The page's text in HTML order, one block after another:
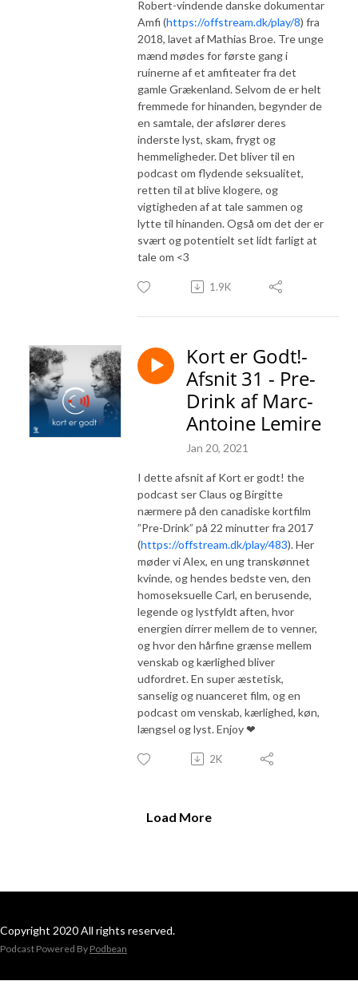
Robert-vindende danske dokumentar
Amfi (https://offstream.dk/play/8) fra
2018, lavet af Mathias Broe. Tre unge
mænd mødes for første gang i
ruinerne af et amfiteater fra det
gamle Grækenland. Selvom de er helt
fremmede for hinanden, begynder de
en samtale, der afslører deres
inderste lyst, skam, frygt og
hemmeligheder. Det bliver til en
podcast om flydende seksualitet,
retten til at blive klogere, og
vigtigheden af at tale sammen og
lytte til hinanden. Også om det der er
svært og potentielt set lidt farligt at
tale om <3
1.9K
Kort er Godt!-
Afsnit 31 - Pre-
Drink af Marc-
Antoine Lemire
Jan 20, 2021
I dette afsnit af Kort er godt! the
podcast ser Claus og Birgitte
nærmere på den canadiske kortfilm
”Pre-Drink” på 22 minutter fra 2017
(https://offstream.dk/play/483). Her
møder vi Alex, en ung transkønnet
kvinde, og hendes bedste ven, den
homoseksuelle Carl, en berusende,
legende og lystfyldt aften, hvor
energien dirrer mellem de to venner,
og hvor den hårfine grænse mellem
venskab og kærlighed bliver
udfordret. En super æstetisk,
sanselig og nuanceret film, og en
podcast om venskab, kærlighed, køn,
længsel og lyst. Enjoy ❤
2K
Load More
Copyright 2020 All rights reserved.
Podcast Powered By Podbean